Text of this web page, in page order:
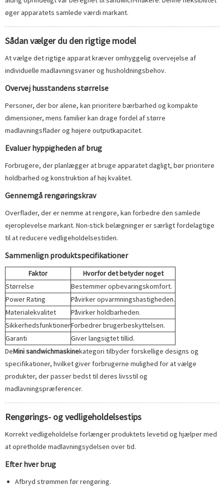
øger apparatets samlede værdi markant.
Sådan vælger du den rigtige model
At vælge det rigtige apparat kræver omhyggelig overvejelse af
individuelle madlavningsvaner og husholdningsbehov.
Overvej husstandens størrelse
Personer, der bor alene, kan prioritere bærbarhed og kompakte
dimensioner, mens familier kan drage fordel af større
madlavningsflader og højere outputkapacitet.
Evaluer hyppigheden af ​​brug
Forbrugere, der planlægger at bruge apparatet dagligt, bør prioritere
holdbarhed og konstruktion af høj kvalitet.
Gennemgå rengøringskrav
Overflader, der er nemme at rengøre, kan forbedre den samlede
ejeroplevelse markant. Non-stick belægninger er særligt fordelagtige
til at reducere vedligeholdelsestiden.
Sammenlign produktspecifikationer
Faktor
Hvorfor det betyder noget
Størrelse
Bestemmer opbevaringskomfort.
Power Rating
Påvirker opvarmningshastigheden.
Materialekvalitet
Påvirker holdbarheden.
SikkerhedsfunktionerForbedrer brugerbeskyttelsen.
Garanti
Giver langsigtet tillid.
DeMini sandwichmaskinekategori tilbyder forskellige designs og
specifikationer, hvilket giver forbrugerne mulighed for at vælge
produkter, der passer bedst til deres livsstil og
madlavningspræferencer.
Rengørings- og vedligeholdelsestips
Korrekt vedligeholdelse forlænger produktets levetid og hjælper med
at opretholde madlavningsydelsen over tid.
Efter hver brug
Afbryd strømmen før rengøring.